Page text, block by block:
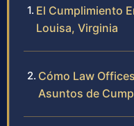
El Cumplimiento
Louisa, Virginia
Cómo Law
Asuntos de